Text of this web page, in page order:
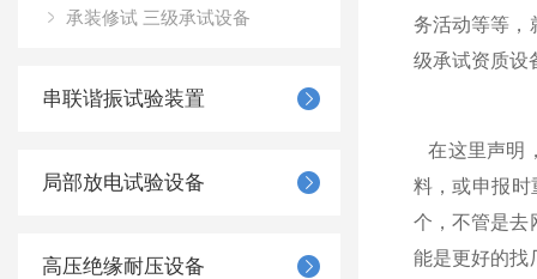
承装修试 三级承试设备
串联谐振试验装置
局部放电试验设备
高压绝缘耐压设备
务活动等等，
级承试资质设
在这里声明
料，或申报
个，不管是去
能是更好的找